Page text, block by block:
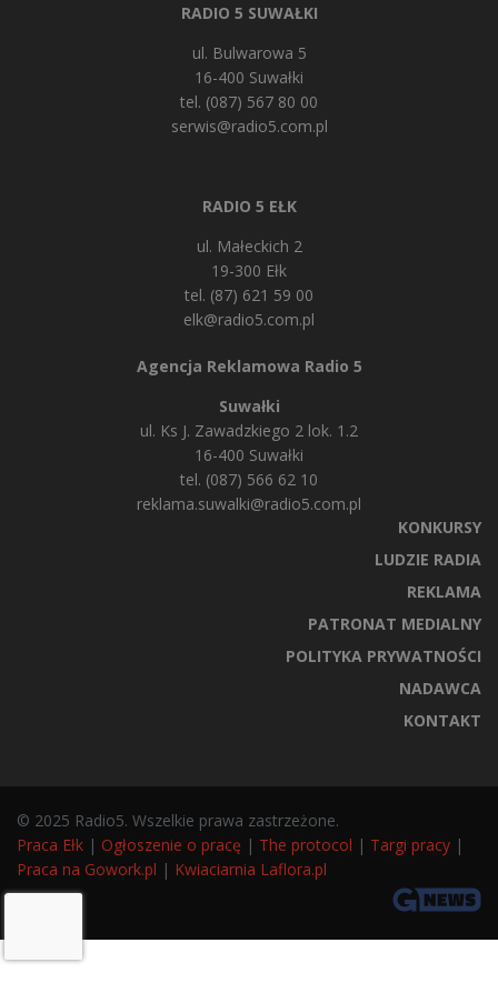
RADIO 5 SUWAŁKI
ul. Bulwarowa 5
16-400 Suwałki
tel. (087) 567 80 00
serwis@radio5.com.pl
RADIO 5 EŁK
ul. Małeckich 2
19-300 Ełk
tel. (87) 621 59 00
elk@radio5.com.pl
Agencja Reklamowa Radio 5
Suwałki
ul. Ks J. Zawadzkiego 2 lok. 1.2
16-400 Suwałki
tel. (087) 566 62 10
reklama.suwalki@radio5.com.pl
KONKURSY
LUDZIE RADIA
REKLAMA
PATRONAT MEDIALNY
POLITYKA PRYWATNOŚCI
NADAWCA
KONTAKT
© 2025 Radio5. Wszelkie prawa zastrzeżone.
Praca Ełk | Ogłoszenie o pracę | The protocol | Targi pracy |
Praca na Gowork.pl | Kwiaciarnia Laflora.pl